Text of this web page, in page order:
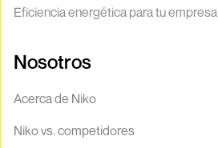
Eficiencia energética para tu empresa
Nosotros
Acerca de Niko
Niko vs. competidores